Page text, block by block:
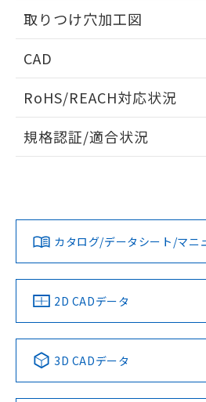
取りつけ穴加工図
CAD
ドすることができます。
ログイン/会員
ダウンロードデータをご利用いただ
みください。
ソフトウェアの使用条件
RoHS/REACH対応状況
EU RoHS 注意事項・凡例
対応済み
中国 RoHS 注意事項・凡例
Pb Hg
規格認証/適合状況
LR型式承認
（イギリス
船舶規格）
DNV型式承認
（ノルウェー
No No
この製品の規
その他の認証はこちらのペ
カタログ/データシート/マニ
2D CADデータ
3D CADデータ
り、2022年1月12日より割
す。